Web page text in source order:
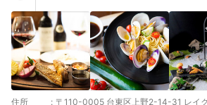
住所 : 〒110-0005 台東区上野2-14-31 レイ